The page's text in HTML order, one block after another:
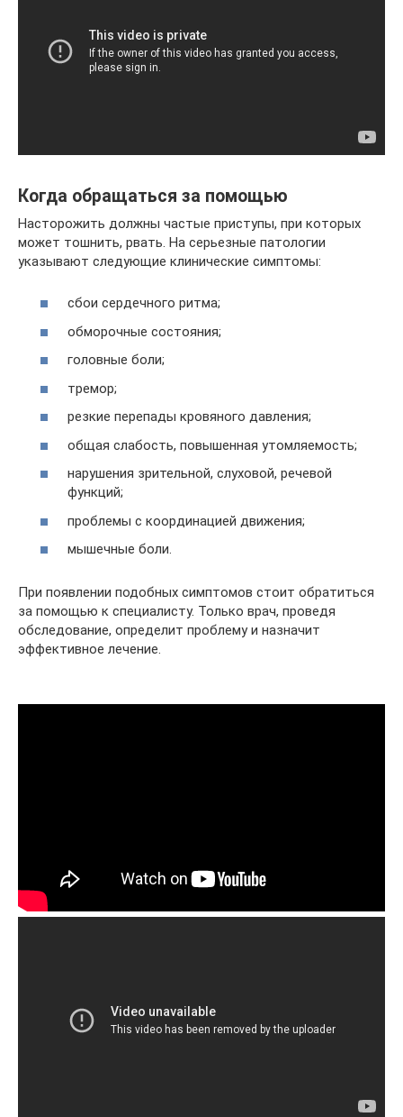
Когда обращаться за помощью
Насторожить должны частые приступы, при которых
может тошнить, рвать. На серьезные патологии
указывают следующие клинические симптомы:
сбои сердечного ритма;
обморочные состояния;
головные боли;
тремор;
резкие перепады кровяного давления;
общая слабость, повышенная утомляемость;
нарушения зрительной, слуховой, речевой
функций;
проблемы с координацией движения;
мышечные боли.
При появлении подобных симптомов стоит обратиться
за помощью к специалисту. Только врач, проведя
обследование, определит проблему и назначит
эффективное лечение.